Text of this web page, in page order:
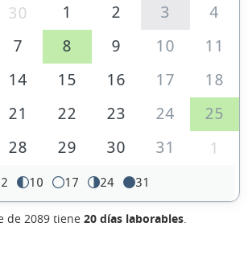
España
30 1 2 3
4
7 8 9 10
11
14 15 16 17
18
21 22 23 24
25
28 29 30 31 1
10 17 24 31
de 2089 tiene 20 días laborables.